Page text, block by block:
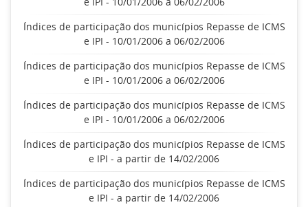
Índices de participação dos municípios Repasse de ICMS
e IPI - 10/01/2006 a 06/02/2006
Índices de participação dos municípios Repasse de ICMS
e IPI - 10/01/2006 a 06/02/2006
Índices de participação dos municípios Repasse de ICMS
e IPI - 10/01/2006 a 06/02/2006
Índices de participação dos municípios Repasse de ICMS
e IPI - a partir de 14/02/2006
Índices de participação dos municípios Repasse de ICMS
e IPI - a partir de 14/02/2006